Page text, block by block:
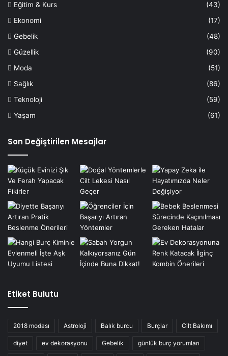
Eğitim & Kurs
(43)
Ekonomi
(17)
Gebelik
(48)
Güzellik
(90)
Moda
(51)
Sağlık
(86)
Teknoloji
(59)
Yaşam
(61)
Son Değiştirilen Mesajlar
Etiket Bulutu
2018 modası Astroloji Balık burcu Burçlar Cilt Bakımı
diyet ev dekorasyonu Gebelik günlük burç yorumları